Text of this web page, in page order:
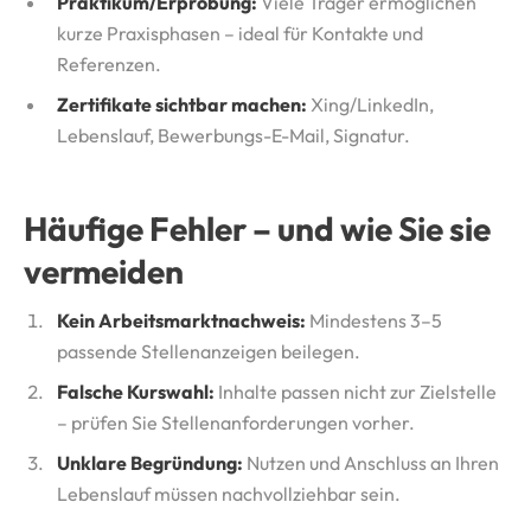
kurze Praxisphasen – ideal für Kontakte und
Referenzen.
Zertifikate sichtbar machen: Xing/LinkedIn,
Lebenslauf, Bewerbungs-E-Mail, Signatur.
Häufige Fehler – und wie Sie sie
vermeiden
Kein Arbeitsmarktnachweis: Mindestens 3–5
passende Stellenanzeigen beilegen.
Falsche Kurswahl: Inhalte passen nicht zur Zielstelle
– prüfen Sie Stellenanforderungen vorher.
Unklare Begründung: Nutzen und Anschluss an Ihren
Lebenslauf müssen nachvollziehbar sein.